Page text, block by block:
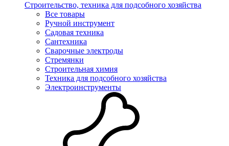
Строительство, техника для подсобного хозяйства
Все товары
Ручной инструмент
Садовая техника
Сантехника
Сварочные электроды
Стремянки
Строительная химия
Техника для подсобного хозяйства
Электроинструменты